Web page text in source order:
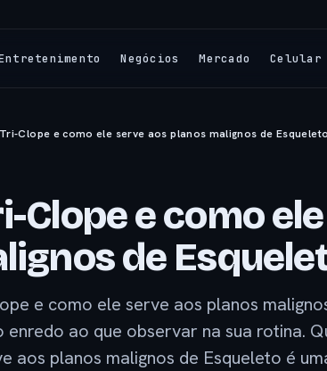
Negócios Mercado Celular
Clope e como ele serve aos planos malignos de Esqueleto
Clope e como
de
e como ele serve aos planos
enredo ao que observar na sua rotina.
aos planos malignos de Esqueleto é